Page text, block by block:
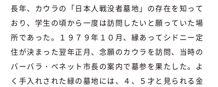
長年、カウラの「日本人戦没者墓地」の存在を知って
おり、学生の頃から一度は訪問したいと願っていた場
所であった。１９７９年１０月、縁あってシドニー定
住が決まった翌年正月、念願のカウラを訪問、当時の
バーバラ・ベネット市長の案内で墓参を果たした。よ
く手入れされた緑の墓地には、４、５才と見られる金